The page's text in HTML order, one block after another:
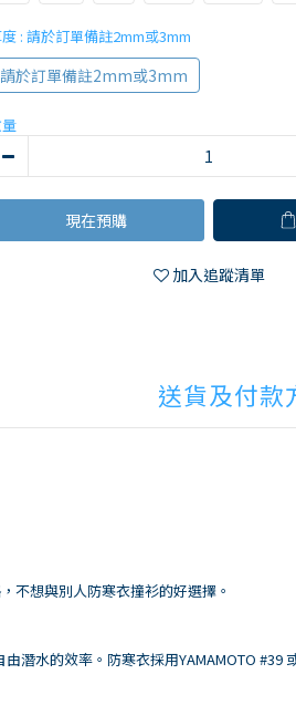
: 請於訂單備註2mm或3mm
請於訂單備註2mm或3mm
現在預購
加入追蹤清單
送貨及付款
不想與別人防寒衣撞衫的好選擇。
水的效率。防寒衣採用YAMAMOTO #39